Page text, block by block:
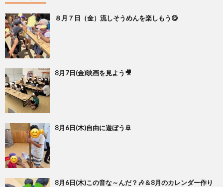
８月７日（金）流しそうめんを楽しもう😋
8月7日(金)映画を見よう🎥
8月6日(木)自由に遊ぼう🚢
8月6日(木)この音な～んだ？🎶＆8月のカレンダー作り